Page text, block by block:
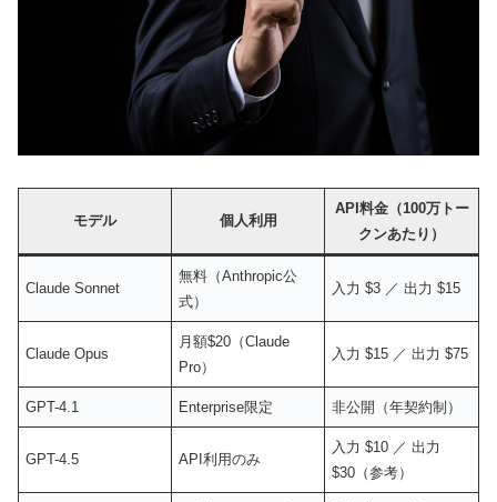
モデル 個人利用
API料金（100万トー
クンあたり）
Claude Sonnet
無料（Anthropic公
式）
入力 $3 ／ 出力 $15
Claude Opus
月額$20（Claude
Pro）
入力 $15 ／ 出力 $75
GPT-4.1 Enterprise限定 非公開（年契約制）
GPT-4.5 API利用のみ
入力 $10 ／ 出力
$30（参考）